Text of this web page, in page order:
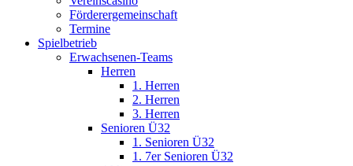
Förderergemeinschaft
Termine
Spielbetrieb
Erwachsenen-Teams
Herren
1. Herren
2. Herren
3. Herren
Senioren Ü32
1. Senioren Ü32
1. 7er Senioren Ü32